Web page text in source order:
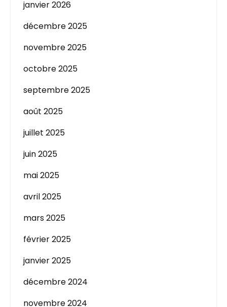
janvier 2026
décembre 2025
novembre 2025
octobre 2025
septembre 2025
août 2025
juillet 2025
juin 2025
mai 2025
avril 2025
mars 2025
février 2025
janvier 2025
décembre 2024
novembre 2024